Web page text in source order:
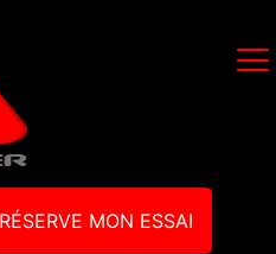
MON ESSAI